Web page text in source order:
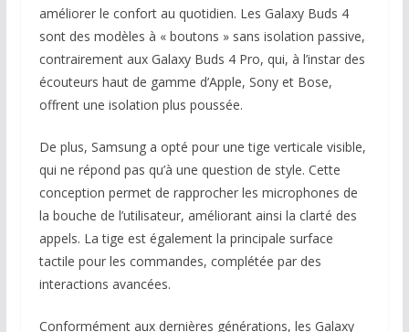
améliorer le confort au quotidien. Les Galaxy Buds 4
sont des modèles à « boutons » sans isolation passive,
contrairement aux Galaxy Buds 4 Pro, qui, à l’instar des
écouteurs haut de gamme d’Apple, Sony et Bose,
offrent une isolation plus poussée.
De plus, Samsung a opté pour une tige verticale visible,
qui ne répond pas qu’à une question de style. Cette
conception permet de rapprocher les microphones de
la bouche de l’utilisateur, améliorant ainsi la clarté des
appels. La tige est également la principale surface
tactile pour les commandes, complétée par des
interactions avancées.
Conformément aux dernières générations, les Galaxy